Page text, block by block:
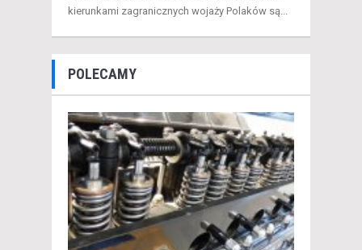
kierunkami zagranicznych wojaży Polaków są...
POLECAMY